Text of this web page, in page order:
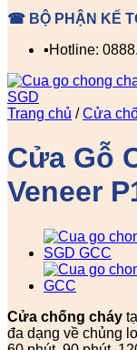
☎ BỘ PHẬN KẾ
▪️Hotline:
Trang chủ / Cửa
Cửa Gỗ
Veneer
Cửa chống cháy
đa dạng về chủng